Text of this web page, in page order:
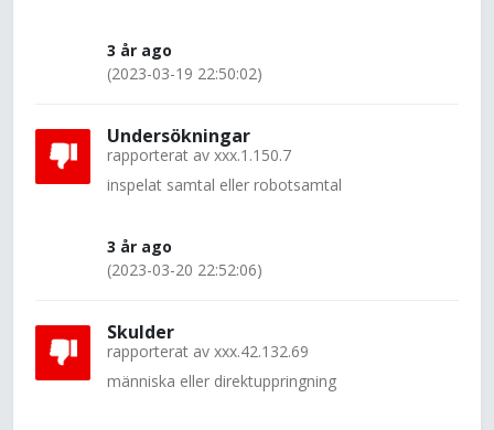
3 år ago
(2023-03-19 22:50:02)
Undersökningar
rapporterat av xxx.1.150.7
inspelat samtal eller robotsamtal
3 år ago
(2023-03-20 22:52:06)
Skulder
rapporterat av xxx.42.132.69
människa eller direktuppringning